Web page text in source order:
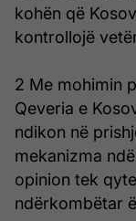
kohën që
kontrollojë
2 Me mohimin
Qeveria e
ndikon në
mekanizma
opinion tek
ndërkombëtar